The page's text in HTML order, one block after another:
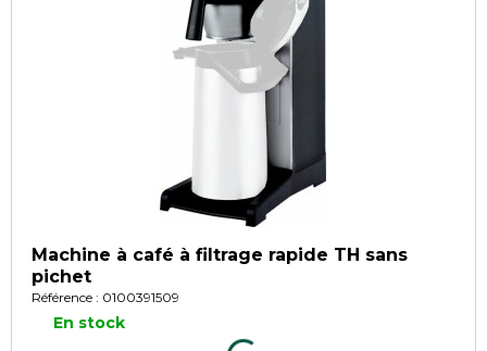
Machine à café à filtrage rapide TH sans
pichet
Référence : 0100391509
En stock